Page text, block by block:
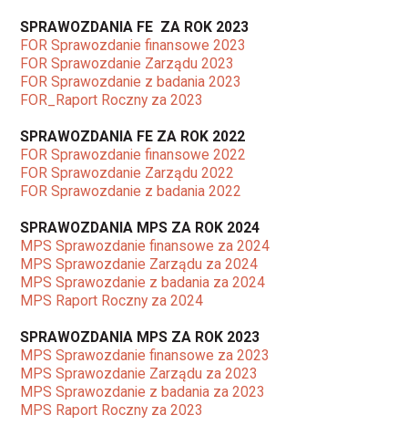
SPRAWOZDANIA FE ZA ROK 2023
FOR Sprawozdanie finansowe 2023
FOR Sprawozdanie Zarządu 2023
FOR Sprawozdanie z badania 2023
FOR_Raport Roczny za 2023
SPRAWOZDANIA FE ZA ROK 2022
FOR Sprawozdanie finansowe 2022
FOR Sprawozdanie Zarządu 2022
FOR Sprawozdanie z badania 2022
SPRAWOZDANIA MPS ZA ROK 2024
MPS Sprawozdanie finansowe za 2024
MPS Sprawozdanie Zarządu za 2024
MPS Sprawozdanie z badania za 2024
MPS Raport Roczny za 2024
SPRAWOZDANIA MPS ZA ROK 2023
MPS Sprawozdanie finansowe za 2023
MPS Sprawozdanie Zarządu za 2023
MPS Sprawozdanie z badania za 2023
MPS Raport Roczny za 2023